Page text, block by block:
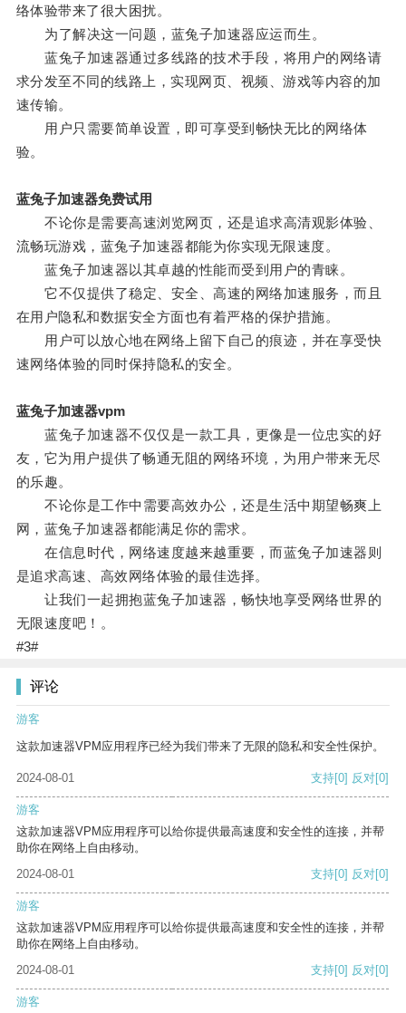
络体验带来了很大困扰。
为了解决这一问题，蓝兔子加速器应运而生。
蓝兔子加速器通过多线路的技术手段，将用户的网络请
求分发至不同的线路上，实现网页、视频、游戏等内容的加
速传输。
用户只需要简单设置，即可享受到畅快无比的网络体
验。
蓝兔子加速器免费试用
不论你是需要高速浏览网页，还是追求高清观影体验、
流畅玩游戏，蓝兔子加速器都能为你实现无限速度。
蓝兔子加速器以其卓越的性能而受到用户的青睐。
它不仅提供了稳定、安全、高速的网络加速服务，而且
在用户隐私和数据安全方面也有着严格的保护措施。
用户可以放心地在网络上留下自己的痕迹，并在享受快
速网络体验的同时保持隐私的安全。
蓝兔子加速器vpm
蓝兔子加速器不仅仅是一款工具，更像是一位忠实的好
友，它为用户提供了畅通无阻的网络环境，为用户带来无尽
的乐趣。
不论你是工作中需要高效办公，还是生活中期望畅爽上
网，蓝兔子加速器都能满足你的需求。
在信息时代，网络速度越来越重要，而蓝兔子加速器则
是追求高速、高效网络体验的最佳选择。
让我们一起拥抱蓝兔子加速器，畅快地享受网络世界的
无限速度吧！。
#3#
评论
游客
这款加速器VPM应用程序已经为我们带来了无限的隐私和安全性保护。
2024-08-01 支持[0] 反对[0]
游客
这款加速器VPM应用程序可以给你提供最高速度和安全性的连接，并帮
助你在网络上自由移动。
2024-08-01
支持[0] 反对[0]
游客
这款加速器VPM应用程序可以给你提供最高速度和安全性的连接，并帮
助你在网络上自由移动。
2024-08-01
支持[0] 反对[0]
游客